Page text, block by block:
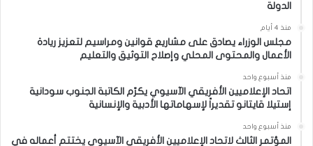
الدولة
منذ 4 أيام
مجلس الوزراء يصادق على مشاريع قوانين ومراسيم لتعزيز ريادة
الأعمال والمحتوى المحلي وإصلاح التوثيق والتعليم
منذ أسبوع واحد
اتحاد الإعلاميين الأفريقي الآسيوي يكرّم الكاتبة الجنوب سودانية
إستيلا قايتانو تقديراً لإسهاماتها الأدبية والإنسانية
منذ أسبوع واحد
المؤتمر الثالث لاتحاد الإعلاميين الأفريقي الآسيوي يختتم أعماله في